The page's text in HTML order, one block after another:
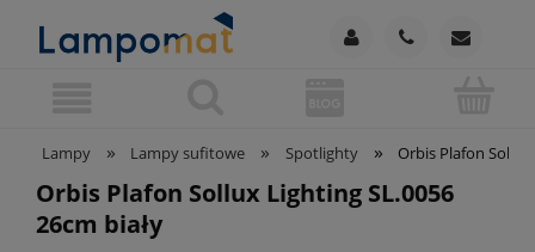
Lampy » Lampy sufitowe » Spotlighty » Orbis Plafon Sollux
Orbis Plafon Sollux Lighting SL.0056
26cm biały